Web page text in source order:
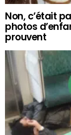
Non, c’était
photos
prouvent